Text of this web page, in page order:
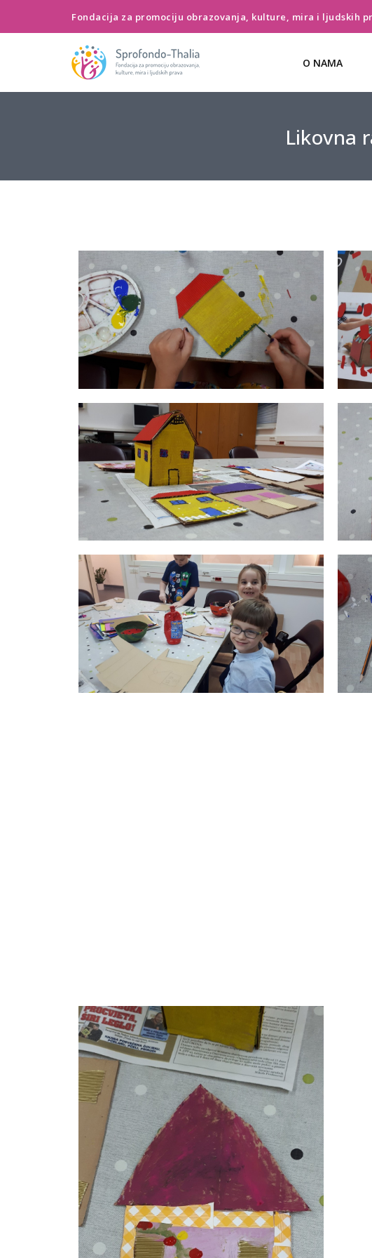
Fondacija za promociju obrazovanja, kulture, mira i ljudskih
O NAMA
Likovna